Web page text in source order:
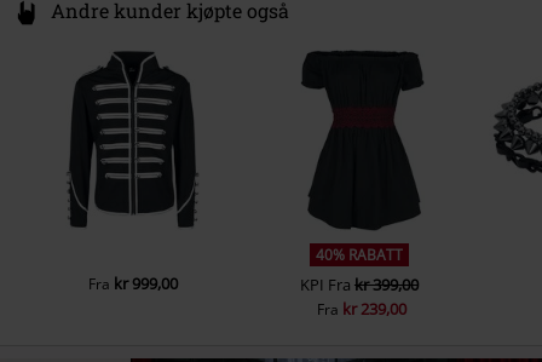
Andre kunder kjøpte også
Fra kr 999,00
40% RABATT
KPI Fra kr 399,00
Fra kr 239,00